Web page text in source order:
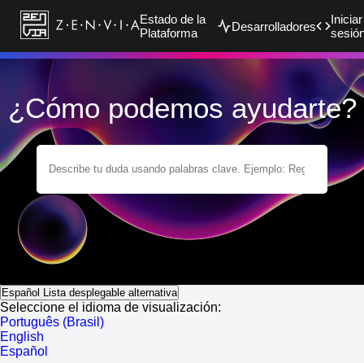
Estado de la
Plataforma
Desarrolladores
Iniciar
¿Cómo podemos ayudarte?
Español Lista desplegable alternativa
Seleccione el idioma de visualización:
Português (Brasil)
English
Español